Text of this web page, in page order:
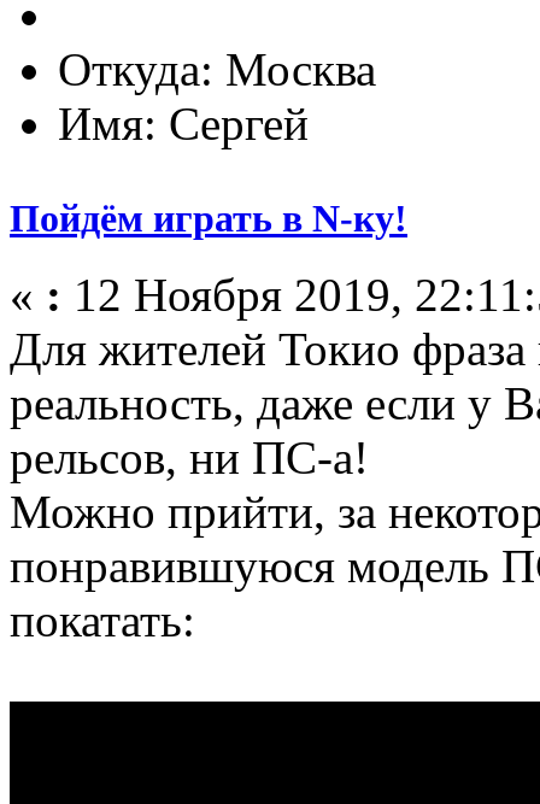
Откуда: Москва
Имя: Сергей
Пойдём играть в N-ку!
« : 12 Ноября 2019,
Для жителей Токио фраза
реальность, даже если у
рельсов, ни ПС-а!
Можно прийти, за
понравившуюся модель
покатать: